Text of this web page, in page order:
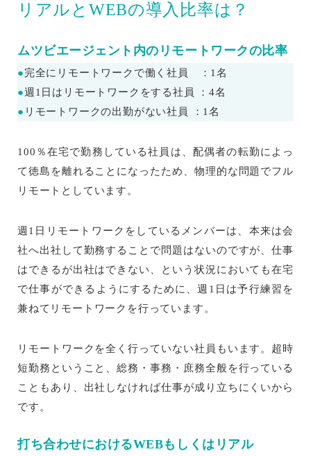
リアルとWEBの導入比率は？
ムツビエージェント内のリモートワークの比率
●完全にリモートワークで働く社員 ：1名
●週1日はリモートワークをする社員 ：4名
● リモートワークの出勤がない社員 ：1名
100％在宅で勤務している社員は、配偶者の転勤によっ
て徳島を離れることになったため、物理的な問題でフル
リモートとしています。
週1日リモートワークをしているメンバーは、本来は会
社へ出社して勤務することで問題はないのですが、仕事
はできるが出社はできない、という状況においても在宅
で仕事ができるようにするために、週1日は予行練習を
兼ねてリモートワークを行っています。
リモートワークを全く行っていない社員もいます。超時
短勤務ということ、総務・事務・庶務全般を行っている
こともあり、出社しなければ仕事が成り立ちにくいから
です。
打ち合わせにおけるWEBもしくはリアル